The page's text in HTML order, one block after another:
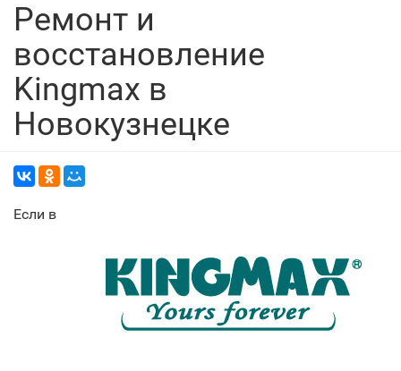
Ремонт и
восстановление
Kingmax в
Новокузнецке
Если в